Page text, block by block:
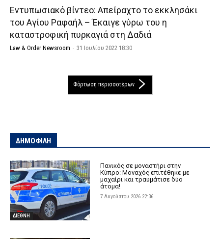
Εντυπωσιακό βίντεο: Απείραχτο το εκκλησάκι
του Αγίου Ραφαήλ – Έκαιγε γύρω του η
καταστροφική πυρκαγιά στη Δαδιά
Law & Order Newsroom - 31 Ιουλίου 2022 18:30
Φόρτωση περισσοτέρων
ΔΗΜΟΦΙΛΗ
ΔΙΕΘΝΗ
Πανικός σε μοναστήρι στην
Κύπρο: Μοναχός επιτέθηκε με
μαχαίρι και τραυμάτισε δύο
άτομα!
7 Αυγούστου 2026 22:36